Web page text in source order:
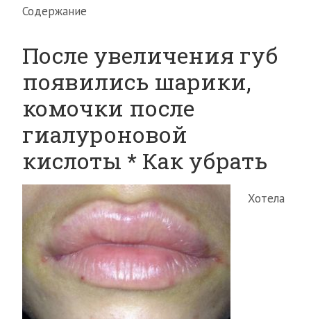
Содержание
После увеличения губ
появились шарики,
комочки после
гиалуроновой
кислоты * Как убрать
Хотела